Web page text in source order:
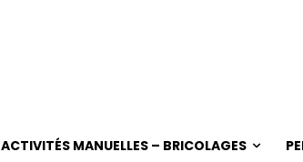
ACTIVITÉS MANUELLES – BRICOLAGES